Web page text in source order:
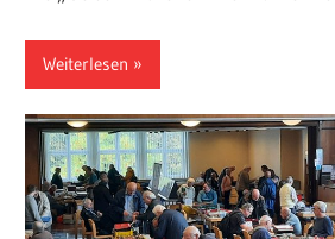
Weiterlesen